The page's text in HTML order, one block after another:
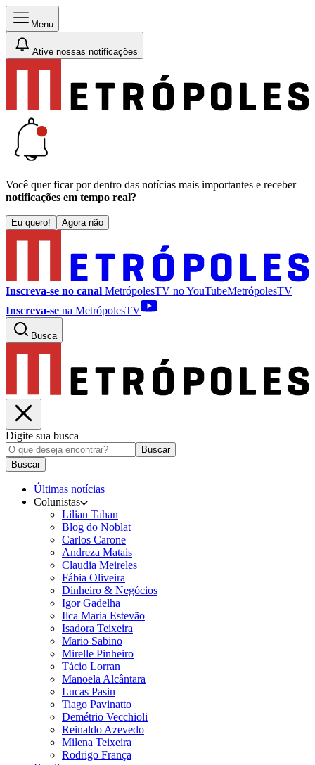
Menu
Ative nossas notificações
Você quer ficar por dentro das notícias mais importantes e receber
notificações em tempo real?
Eu quero! Agora não
Inscreva-se no canal MetrópolesTV noYouTubeMetrópolesTV
Inscreva-se na MetrópolesTV
Busca
Digite sua busca
Buscar
Buscar
Últimas notícias
Colunistas
Lilian Tahan
Blog do Noblat
Carlos Carone
Andreza Matais
Claudia Meireles
Fábia Oliveira
Dinheiro & Negócios
Igor Gadelha
Ilca Maria Estevão
Isadora Teixeira
Mario Sabino
Mirelle Pinheiro
Tácio Lorran
Manoela Alcântara
Lucas Pasin
Tiago Pavinatto
Demétrio Vecchioli
Reinaldo Azevedo
Milena Teixeira
Rodrigo França